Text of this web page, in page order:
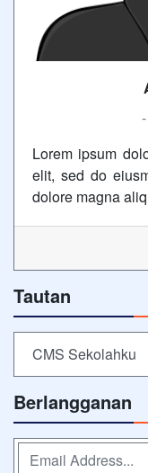
Lorem ipsum
elit, sed do
dolore magna
Tautan
CMS Sekolahku
Berlangganan